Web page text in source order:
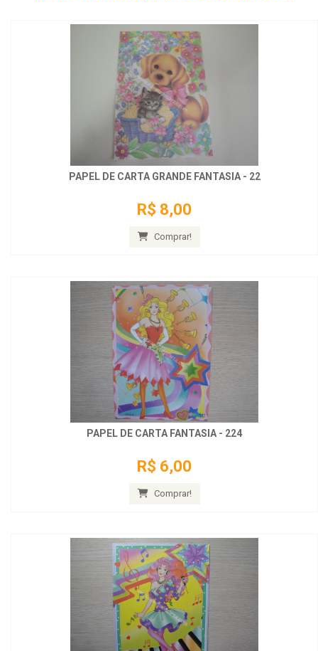
PAPEL DE CARTA GRANDE FANTASIA - 22
R$ 8,00
Comprar!
PAPEL DE CARTA FANTASIA - 224
R$ 6,00
Comprar!